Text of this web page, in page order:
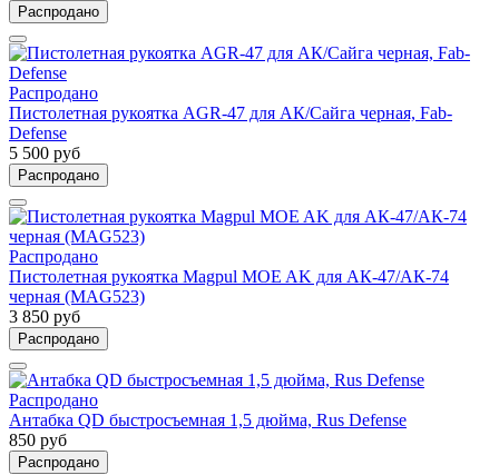
Распродано
Распродано
Пистолетная рукоятка AGR-47 для АК/Сайга черная, Fab-
Defense
5 500 руб
Распродано
Распродано
Пистолетная рукоятка Magpul MOE AK для АК-47/АК-74
черная (MAG523)
3 850 руб
Распродано
Распродано
Антабка QD быстросъемная 1,5 дюйма, Rus Defense
850 руб
Распродано